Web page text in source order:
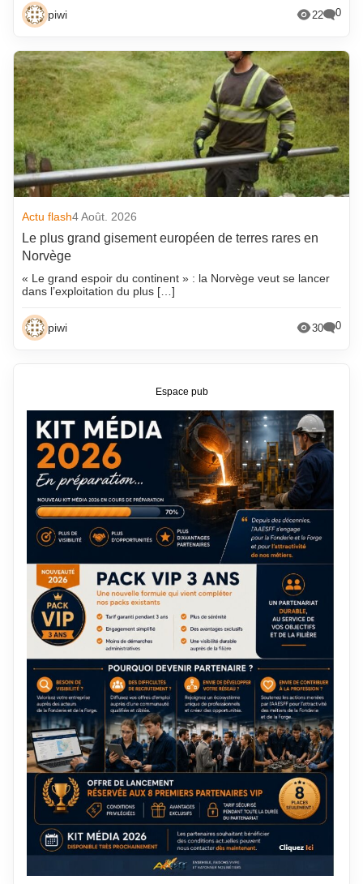
piwi 22 0
Actu flash4 Août. 2026
Le plus grand gisement européen de terres rares en
Norvège
« Le grand espoir du continent » : la Norvège veut se lancer
dans l’exploitation du plus […]
piwi 30 0
Espace pub